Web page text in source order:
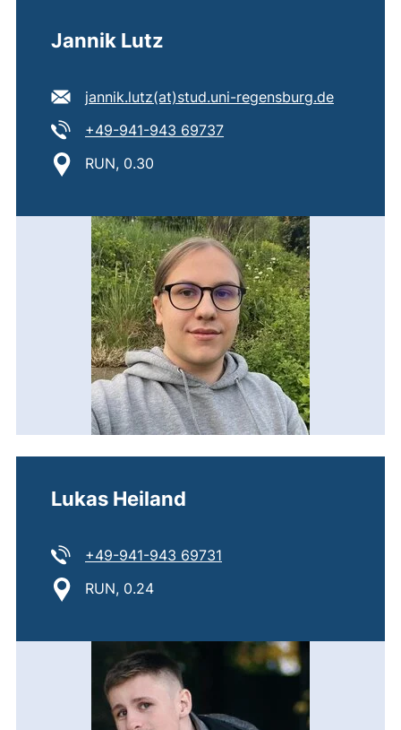
Jannik Lutz
E-Mail Adresse:
jannik.lutz​(at)​stud.uni-regensburg.de(öffnet
Tel:
+49-941-943 69737(startet einen
Standort:
RUN, 0.30
Lukas Heiland
Tel:
+49-941-943 69731
Standort:
RUN, 0.24